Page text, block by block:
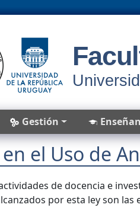
Gestión
el Uso de
de docencia e
por esta ley son